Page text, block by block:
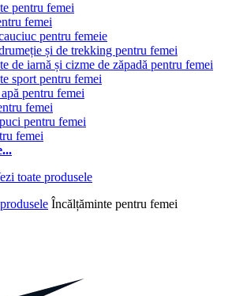
pentru femei
femei
pentru femeie
și de trekking pentru femei
de iarnă și cizme de zăpadă pentru femei
sport pentru femei
pentru femei
femei
pentru femei
femei
Încălțăminte pentru femei